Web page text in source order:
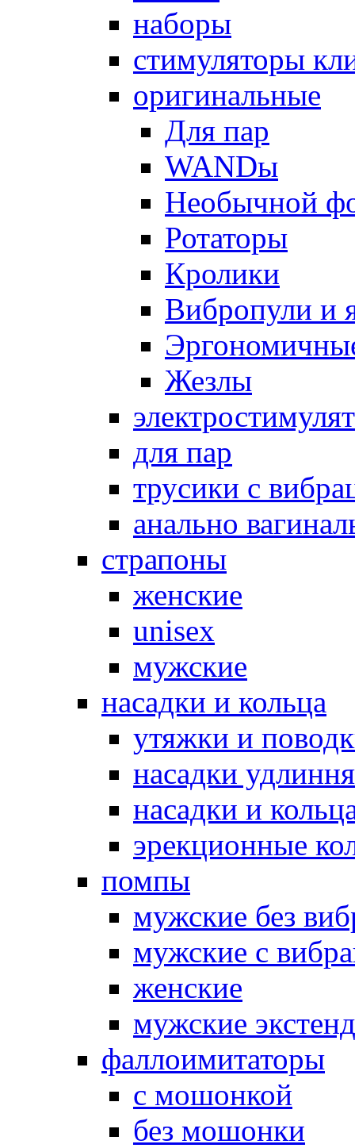
наборы
стимуляторы
оригинальные
Для пар
WANDы
Необычной
Ротаторы
Кролики
Вибропули и
Жезлы
для пар
трусики с
анально
страпоны
женские
unisex
мужские
насадки и кольца
утяжки и
насадки
насадки и
эрекционные
помпы
мужские без
мужские с
женские
мужские
фаллоимитаторы
с мошонкой
без мошонки